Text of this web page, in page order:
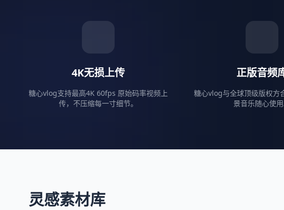
4K无损上传
糖心vlog支持最高4K 60fps 原始码率视频上
传，不压缩每一寸细节。
正版音频
糖心vlog与全球顶级版权方
景音乐随心使用
灵感素材库